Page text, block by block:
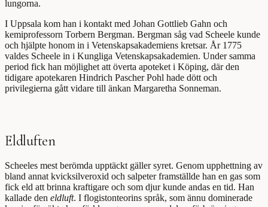
lungorna.
I Uppsala kom han i kontakt med Johan Gottlieb Gahn och
kemiprofessorn Torbern Bergman. Bergman såg vad Scheele kunde
och hjälpte honom in i Vetenskapsakademiens kretsar. År 1775
valdes Scheele in i Kungliga Vetenskapsakademien. Under samma
period fick han möjlighet att överta apoteket i Köping, där den
tidigare apotekaren Hindrich Pascher Pohl hade dött och
privilegierna gått vidare till änkan Margaretha Sonneman.
Eldluften
Scheeles mest berömda upptäckt gäller syret. Genom upphettning av
bland annat kvicksilveroxid och salpeter framställde han en gas som
fick eld att brinna kraftigare och som djur kunde andas en tid. Han
kallade den eldluft. I flogistonteorins språk, som ännu dominerade